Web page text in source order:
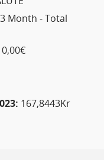
Month - Total
0,00€
167,8443Kr